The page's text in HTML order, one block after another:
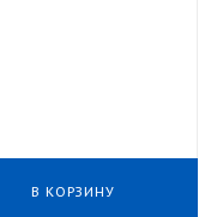
В КОРЗИНУ